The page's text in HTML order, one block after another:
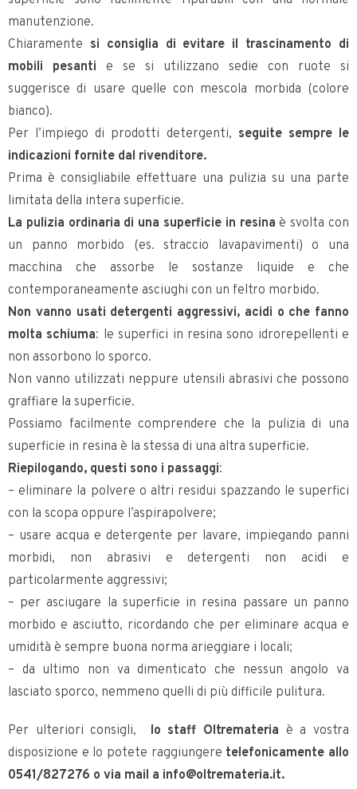
manutenzione.
Chiaramente si consiglia di evitare il trascinamento di
mobili pesanti e se si utilizzano sedie con ruote si
suggerisce di usare quelle con mescola morbida (colore
bianco).
Per l’impiego di prodotti detergenti, seguite sempre le
indicazioni fornite dal rivenditore.
Prima è consigliabile effettuare una pulizia su una parte
limitata della intera superficie.
La pulizia ordinaria di una superficie in resina è svolta con
un panno morbido (es. straccio lavapavimenti) o una
macchina che assorbe le sostanze liquide e che
contemporaneamente asciughi con un feltro morbido.
Non vanno usati detergenti aggressivi, acidi o che fanno
molta schiuma: le superfici in resina sono idrorepellenti e
non assorbono lo sporco.
Non vanno utilizzati neppure utensili abrasivi che possono
graffiare la superficie.
Possiamo facilmente comprendere che la pulizia di una
superficie in resina è la stessa di una altra superficie.
Riepilogando, questi sono i passaggi:
– eliminare la polvere o altri residui spazzando le superfici
con la scopa oppure l’aspirapolvere;
– usare acqua e detergente per lavare, impiegando panni
morbidi, non abrasivi e detergenti non acidi e
particolarmente aggressivi;
– per asciugare la superficie in resina passare un panno
morbido e asciutto, ricordando che per eliminare acqua e
umidità è sempre buona norma arieggiare i locali;
– da ultimo non va dimenticato che nessun angolo va
lasciato sporco, nemmeno quelli di più difficile pulitura.
Per ulteriori consigli, lo staff Oltremateria è a vostra
disposizione e lo potete raggiungere telefonicamente allo
0541/827276 o via mail a info@oltremateria.it.